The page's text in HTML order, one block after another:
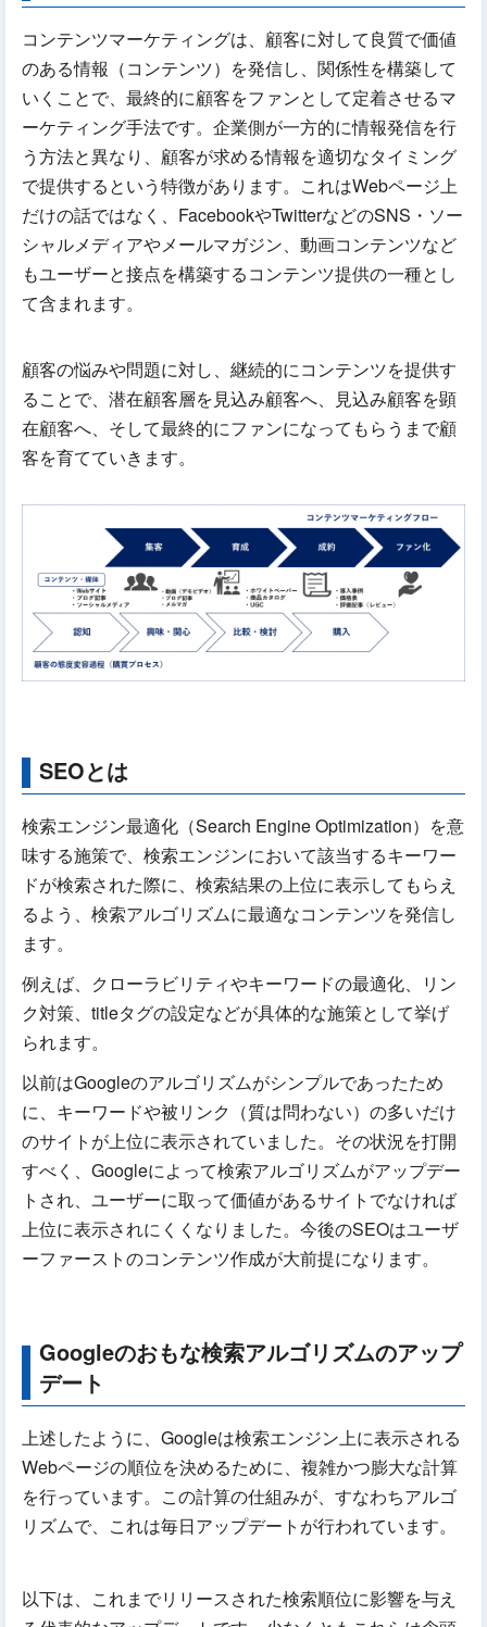
コンテンツマーケティングは、顧客に対して良質で価値
のある情報（コンテンツ）を発信し、関係性を構築して
いくことで、最終的に顧客をファンとして定着させるマ
ーケティング手法です。企業側が一方的に情報発信を行
う方法と異なり、顧客が求める情報を適切なタイミング
で提供するという特徴があります。これはWebページ上
だけの話ではなく、FacebookやTwitterなどのSNS・ソー
シャルメディアやメールマガジン、動画コンテンツなど
もユーザーと接点を構築するコンテンツ提供の一種とし
て含まれます。
顧客の悩みや問題に対し、継続的にコンテンツを提供す
ることで、潜在顧客層を見込み顧客へ、見込み顧客を顕
在顧客へ、そして最終的にファンになってもらうまで顧
客を育てていきます。
SEOとは
検索エンジン最適化（Search Engine Optimization）を意
味する施策で、検索エンジンにおいて該当するキーワー
ドが検索された際に、検索結果の上位に表示してもらえ
るよう、検索アルゴリズムに最適なコンテンツを発信し
ます。
例えば、クローラビリティやキーワードの最適化、リン
ク対策、titleタグの設定などが具体的な施策として挙げ
られます。
以前はGoogleのアルゴリズムがシンプルであったため
に、キーワードや被リンク（質は問わない）の多いだけ
のサイトが上位に表示されていました。その状況を打開
すべく、Googleによって検索アルゴリズムがアップデー
トされ、ユーザーに取って価値があるサイトでなければ
上位に表示されにくくなりました。今後のSEOはユーザ
ーファーストのコンテンツ作成が大前提になります。
Googleのおもな検索アルゴリズムのアップ
デート
上述したように、Googleは検索エンジン上に表示される
Webページの順位を決めるために、複雑かつ膨大な計算
を行っています。この計算の仕組みが、すなわちアルゴ
リズムで、これは毎日アップデートが行われています。
以下は、これまでリリースされた検索順位に影響を与え